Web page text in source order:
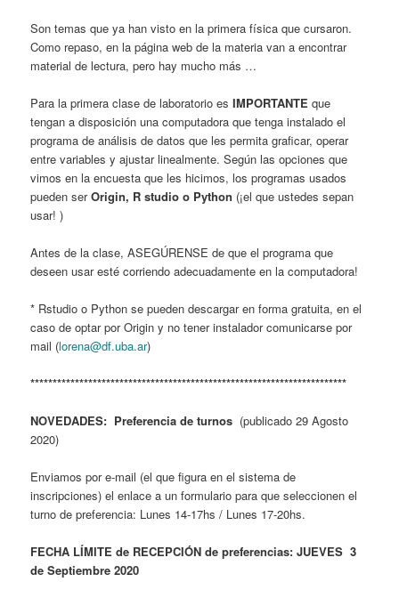
Son temas que ya han visto en la primera física que cursaron.
Como repaso, en la página web de la materia van a encontrar
material de lectura, pero hay mucho más …
Para la primera clase de laboratorio esIMPORTANTE que
tengan a disposición una computadora que tenga instalado el
programa de análisis de datos que les permita graficar, operar
entre variables y ajustar linealmente. Según las opciones que
vimos en la encuesta que les hicimos, los programas usados
pueden serOrigin, R studio o Python (¡el que ustedes sepan
usar! )
Antes de la clase, ASEGÚRENSE de que el programa que
deseen usar esté corriendo adecuadamente en la computadora!
* Rstudio o Python se pueden descargar en forma gratuita, en el
caso de optar por Origin y no tener instalador comunicarse por
mail (lorena@df.uba.ar)
***********************************************************************
NOVEDADES: Preferencia de turnos (publicado 29 Agosto
2020)
Enviamos por e-mail (el que figura en el sistema de
inscripciones) el enlace a un formulario para que seleccionen el
turno de preferencia: Lunes 14-17hs / Lunes 17-20hs.
FECHA LÍMITE de RECEPCIÓN de preferencias: JUEVES 3
de Septiembre 2020